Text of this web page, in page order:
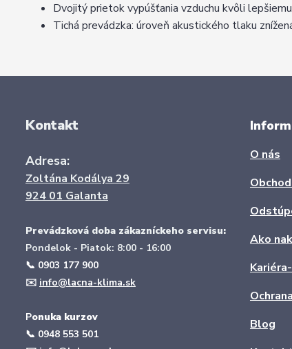
Dvojitý prietok vypúšťania vzduchu kvôli
Tichá prevádzka: úroveň akustického tlaku
Kontakt
Adresa:
Zoltána Kodálya 29
924 01 Galanta
Prevádzková doba zákazníckeho servisu:
Pondelok - Piatok: 8:00 - 16:00
📞 0903 177 900
✉️ info@lacna-klima.sk
Ponuka kurzov
📞 0948 553 501
O nás
Ako
Blog